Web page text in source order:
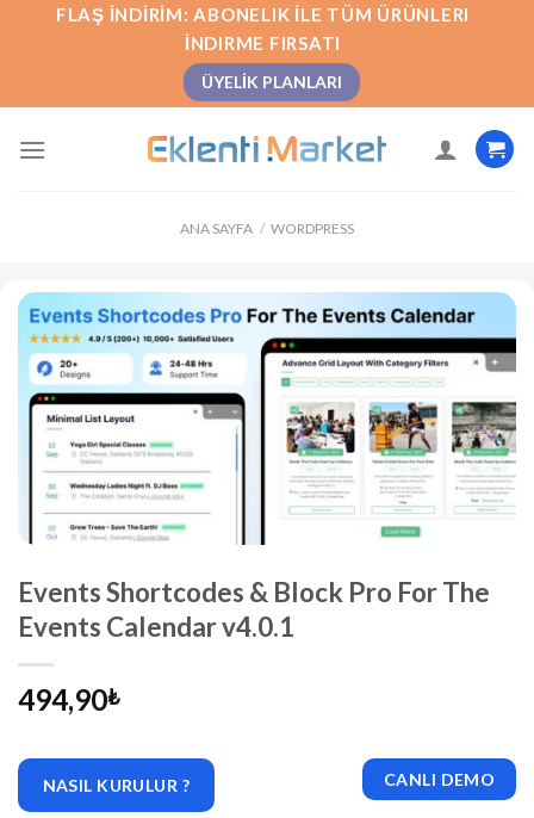
FLAŞ İNDIRIM: ABONELIK İLE TÜM ÜRÜNLERI
İNDIRME FIRSATI
ÜYELIK PLANLARI
ANA SAYFA / WORDPRESS
Events Shortcodes & Block Pro For The
Events Calendar v4.0.1
494,90₺
NASIL KURULUR ? CANLI DEMO